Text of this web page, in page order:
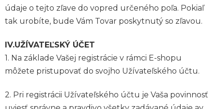
údaje o tejto zľave do vopred určeného poľa. Pokiaľ
tak urobíte, bude Vám Tovar poskytnutý so zľavou.
IV.UŽÍVATEĽSKÝ ÚČET
1. Na základe Vašej registrácie v rámci E-shopu
môžete pristupovať do svojho Užívateľského účtu.
2. Pri registrácii Užívateľského účtu je Vaša povinnosť